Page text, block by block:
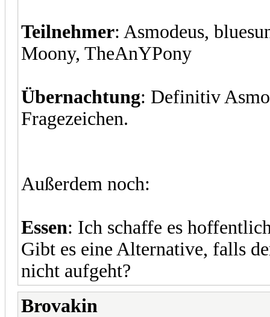
Teilnehmer: Asmodeus,
Moony, TheAnYPony
Übernachtung: Definitiv
Fragezeichen.
Außerdem noch:
Essen: Ich schaffe es
Gibt es eine Alternative, falls
nicht aufgeht?
Brovakin